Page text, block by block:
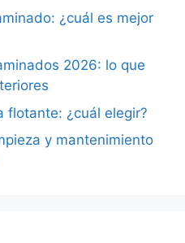
¿cuál es mejor
2026: lo que
flotante: ¿cuál elegir?
y mantenimiento